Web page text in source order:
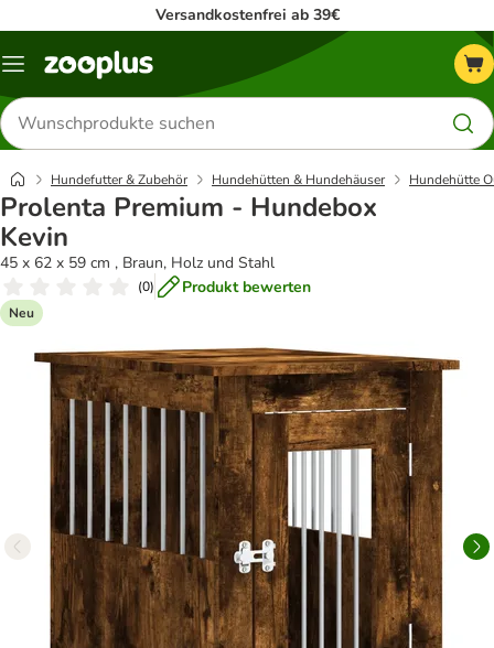
Versandkostenfrei ab 39€
Menü
Produkte
suchen
Hundefutter & Zubehör Hundehütten & Hundehäuser Hundehütte
Prolenta Premium - Hundebox
Kevin
45 x 62 x 59 cm , Braun, Holz und Stahl
(0) Produkt bewerten
Neu